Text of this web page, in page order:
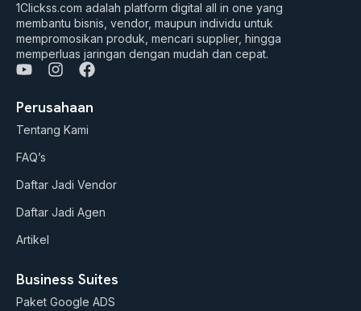
1Clickss.com adalah platform digital all in one yang
membantu bisnis, vendor, maupun individu untuk
mempromosikan produk, mencari supplier, hingga
memperluas jaringan dengan mudah dan cepat.
Y
u
t
u
b
e
I
s
t
a
a
F
c
e
b
k
Perusahaan
Tentang Kami
FAQ’s
Daftar Jadi Vendor
Daftar Jadi Agen
Artikel
Business Suites
Paket Google ADS